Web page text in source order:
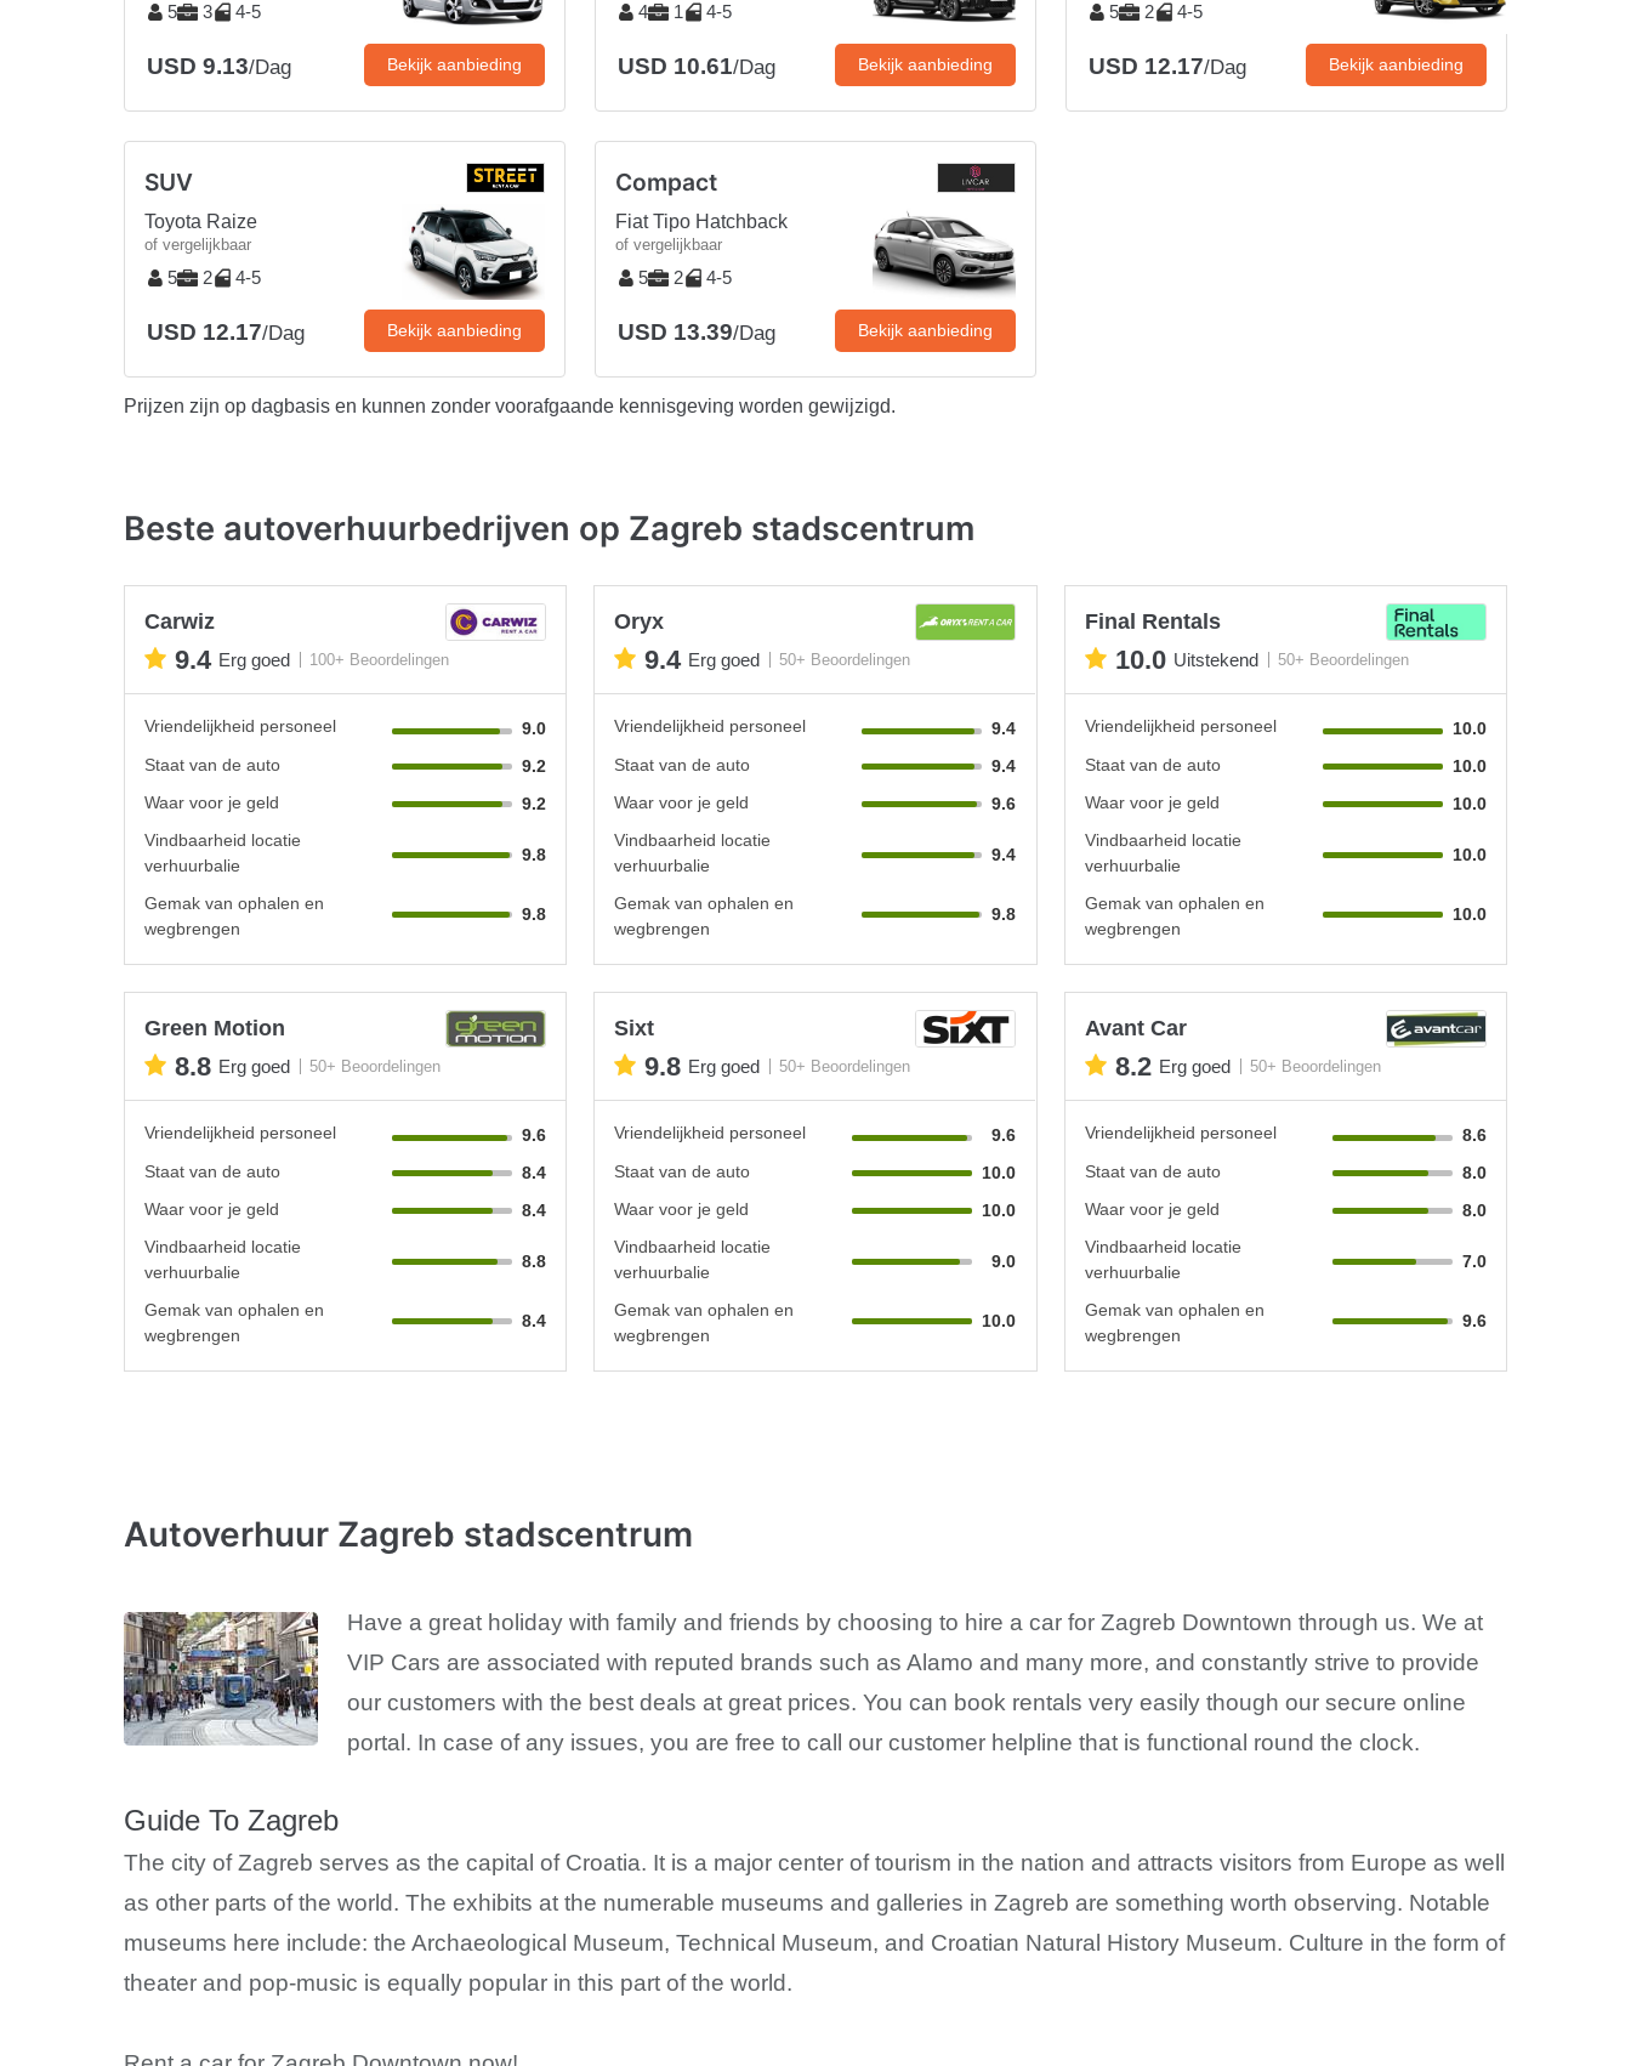
5 3 4-5
USD 9.13/Dag Bekijk aanbieding
4 1 4-5
USD 10.61/Dag Bekijk aanbieding
5 2 4-5
USD 12.17/Dag Bekijk aanbieding
SUV
Toyota Raize
of vergelijkbaar
5 2 4-5
USD 12.17/Dag Bekijk aanbieding
Compact
Fiat Tipo Hatchback
of vergelijkbaar
5 2 4-5
USD 13.39/Dag Bekijk aanbieding
Prijzen zijn op dagbasis en kunnen zonder voorafgaande kennisgeving worden gewijzigd.
Beste autoverhuurbedrijven op Zagreb stadscentrum
Carwiz
9.4 Erg goed 100+ Beoordelingen
Vriendelijkheid personeel
9.0
Staat van de auto
9.2
Waar voor je geld
9.2
Vindbaarheid locatie
verhuurbalie
9.8
Gemak van ophalen en
wegbrengen
9.8
Oryx
9.4 Erg goed 50+ Beoordelingen
Vriendelijkheid personeel
9.4
Staat van de auto
9.4
Waar voor je geld
9.6
Vindbaarheid locatie
verhuurbalie
9.4
Gemak van ophalen en
wegbrengen
9.8
Final Rentals
10.0 Uitstekend 50+ Beoordelingen
Vriendelijkheid personeel
10.0
Staat van de auto
10.0
Waar voor je geld
10.0
Vindbaarheid locatie
verhuurbalie
10.0
Gemak van ophalen en
wegbrengen
10.0
Green Motion
8.8 Erg goed 50+ Beoordelingen
Vriendelijkheid personeel
9.6
Staat van de auto
8.4
Waar voor je geld
8.4
Vindbaarheid locatie
verhuurbalie
8.8
Gemak van ophalen en
wegbrengen
8.4
Sixt
9.8 Erg goed 50+ Beoordelingen
Vriendelijkheid personeel
9.6
Staat van de auto
10.0
Waar voor je geld
10.0
Vindbaarheid locatie
verhuurbalie
9.0
Gemak van ophalen en
wegbrengen
10.0
Avant Car
8.2 Erg goed 50+ Beoordelingen
Vriendelijkheid personeel
8.6
Staat van de auto
8.0
Waar voor je geld
8.0
Vindbaarheid locatie
verhuurbalie
7.0
Gemak van ophalen en
wegbrengen
9.6
Autoverhuur Zagreb stadscentrum
Have a great holiday with family and friends by choosing to hire a car for Zagreb Downtown through us. We at
VIP Cars are associated with reputed brands such as Alamo and many more, and constantly strive to provide
our customers with the best deals at great prices. You can book rentals very easily though our secure online
portal. In case of any issues, you are free to call our customer helpline that is functional round the clock.
Guide To Zagreb
The city of Zagreb serves as the capital of Croatia. It is a major center of tourism in the nation and attracts visitors from Europe as well
as other parts of the world. The exhibits at the numerable museums and galleries in Zagreb are something worth observing. Notable
museums here include: the Archaeological Museum, Technical Museum, and Croatian Natural History Museum. Culture in the form of
theater and pop-music is equally popular in this part of the world.